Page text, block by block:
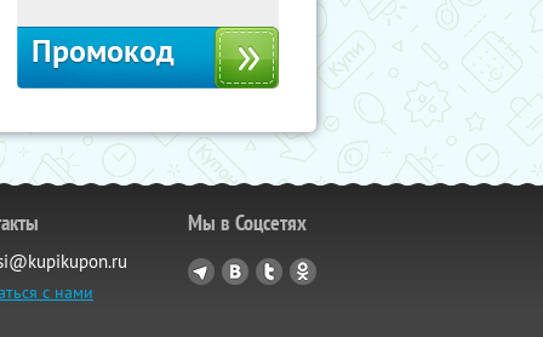
Промокод
с нами
Мы в Соцсетях